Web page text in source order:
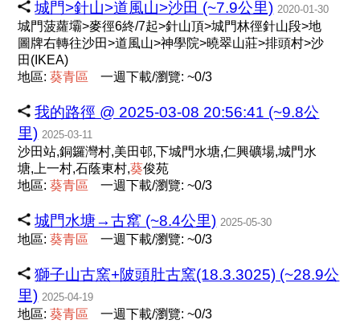
城門>針山>道風山>沙田 (~7.9公里) 2020-01-30
城門菠蘿壩>麥徑6終/7起>針山頂>城門林徑針山段>地
圖牌右轉往沙田>道風山>神學院>曉翠山莊>排頭村>沙
田(IKEA)
地區:葵青區 一週下載/瀏覽: ~0/3
我的路徑 @ 2025-03-08 20:56:41 (~9.8公
里) 2025-03-11
沙田站,銅鑼灣村,美田邨,下城門水塘,仁興礦場,城門水
塘,上一村,石蔭東村,葵俊苑
地區:葵青區 一週下載/瀏覽: ~0/3
城門水塘→古窰 (~8.4公里) 2025-05-30
地區:葵青區 一週下載/瀏覽: ~0/3
獅子山古窯+陂頭肚古窯(18.3.3025) (~28.9公
里) 2025-04-19
地區:葵青區 一週下載/瀏覽: ~0/3